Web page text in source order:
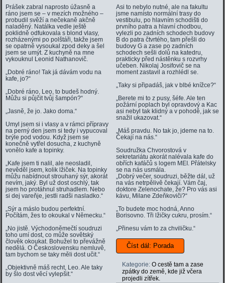
Prášek zabral naprosto úžasně a
ráno jsem se – v mezích možného –
probudil svěží a nečekaně akčně
naladěný. Natálka vedle ještě
poklidně odfukovala s blond vlasy,
rozházenými po polštáři, takže jsem
se opatrně vysoukal zpod deky a šel
jsem se umýt. Z kuchyně na mne
vykouknul Leonid Nathanovič.
„Dobré ráno! Tak já dávám vodu na
kafe, jo?“
„Dobré ráno, Leo, to budeš hodný.
Můžu si půjčit tvůj šampón?“
„Jasně, že jo. Jako doma.“
Umyl jsem si i vlasy a v rámci přípravy
na perný den jsem si tedy i vypucoval
brýle pod vodou. Když jsem se
konečně vytřel dosucha, z kuchyně
vonělo kafe a topinky.
„Kafe jsem ti nalil, ale neosladil,
nevěděl jsem, kolik lžiček. Na topinky
můžu nabídnout strouhaný sýr, akorát
nevím, jaký. Byl už dost oschlý, tak
jsem ho protáhnul struhadlem. Nebo
si dej vareňje, jestli radši nasladko.“
„Sýr a máslo budou perfektní.
Počítám, žes to okoukal v Německu.“
„No jistě. Východoněmečtí soudruzi
toho umí dost, co může sovětský
člověk okoukat. Bohužel to převážně
nedělá. O Československu nemluvě,
tam bychom se taky měli dost učit.“
„Objektivně máš recht, Leo. Ale taky
by šlo dost věcí vylepšit.“
Asi to nebylo nutné, ale na fakultu
jsme namísto normální trasy do
vestibulu, po hlavním schodišti do
prvního patra a hlavní chodbou,
vylezli po zadních schodech budovy
B do patra čtvrtého, tam přešli do
budovy G a zase po zadních
schodech sešli dolů na katedru,
prakticky před nástěnku s rozvrhy
učeben. Nikolaj Josifovič se na
moment zastavil a rozhlédl se.
„Taky si připadáš, jak v blbé knížce?“
„Berete mi to z pusy, šéfe. Ale ten
požární poplach byl opravdový a Kac
asi nebyl tak klidný a v pohodě, jak se
snažil ukazovat.“
„Máš pravdu. No tak jo, jdeme na to.
Čekají na nás.“
Soudružka Chvorostová v
sekretariátu akorát nalévala kafe do
obřích kafáčů s logem MEI. Přátelsky
se na nás usmála.
„Dobrý večer, soudruzi, běžte dál, už
na vás netrpělivě čekají. Vám čaj,
doktore Zelenochate, že? Pro vás asi
kávu, Milane Zdeňkoviči?“
„To budete moc hodná, Anno
Borisovno. Tři lžičky cukru, prosím.“
„Přinesu vám to za chviličku.“
Číst dál: Porada
Kategorie: O cestě tam a zase
zpátky do země, kde již včera
projedli zítřek.